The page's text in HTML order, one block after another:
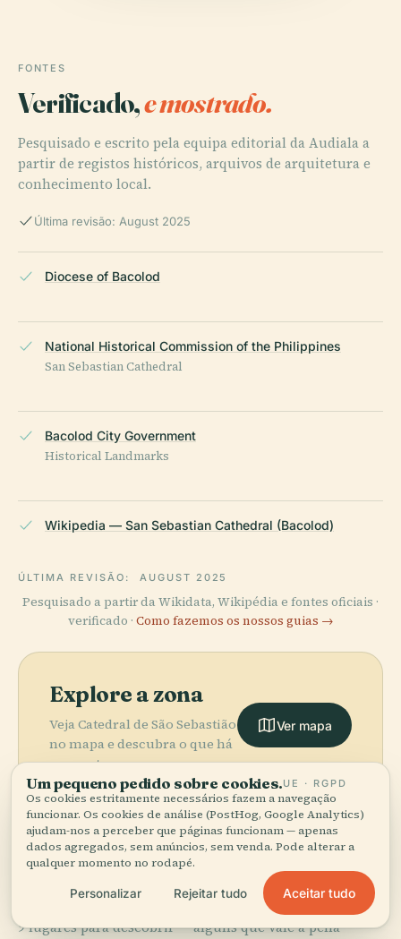
FONTES
Verificado,e mostrado.
Pesquisado e escrito pela equipa editorial da Audiala a
partir de registos históricos, arquivos de arquitetura e
conhecimento local.
Última revisão: August 2025
Diocese of Bacolod
National Historical Commission of the Philippines
San Sebastian Cathedral
Bacolod City Government
Historical Landmarks
Wikipedia — San Sebastian Cathedral (Bacolod)
ÚLTIMA REVISÃO: AUGUST 2025
Pesquisado a partir da Wikidata, Wikipédia e fontes oficiais ·
verificado · Como fazemos os nossos guias →
Explore a zona
Veja Catedral de São Sebastião
no mapa e descubra o que há
por perto.
Ver mapa
More inBacolod.
9 lugares para descobrir — alguns que vale a pena
Um pequeno pedido sobre cookies.UE · RGPD
Os cookies estritamente necessários fazem a navegação
funcionar. Os cookies de análise (PostHog, Google Analytics)
ajudam-nos a perceber que páginas funcionam — apenas
dados agregados, sem anúncios, sem venda. Pode alterar a
qualquer momento no rodapé.
Personalizar Rejeitar tudo Aceitar tudo